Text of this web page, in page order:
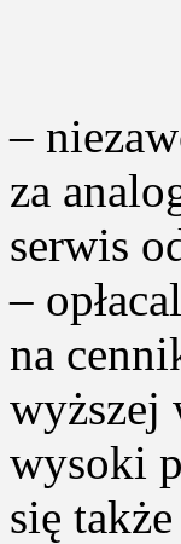
–
za
serwis
–
na
wyższej
wysoki
się